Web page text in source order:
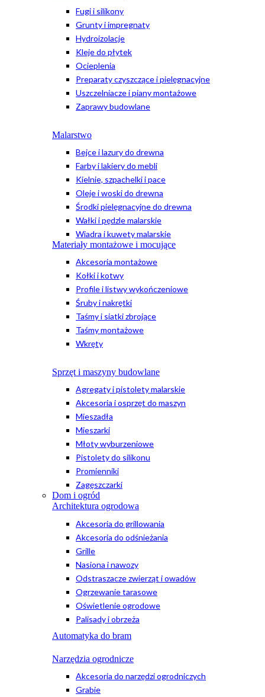
Fugi i silikony
Grunty i impregnaty
Hydroizolacje
Kleje do płytek
Ocieplenia
Preparaty czyszczące i pielęgnacyjne
Uszczelniacze i piany montażowe
Zaprawy budowlane
Malarstwo
Bejce i lazury do drewna
Farby i lakiery do mebli
Kielnie, szpachelki i pace
Oleje i woski do drewna
Środki pielęgnacyjne do drewna
Wałki i pędzle malarskie
Wiadra i kuwety malarskie
Materiały montażowe i mocujące
Akcesoria montażowe
Kołki i kotwy
Profile i listwy wykończeniowe
Śruby i nakrętki
Taśmy i siatki zbrojące
Taśmy montażowe
Wkręty
Sprzęt i maszyny budowlane
Agregaty i pistolety malarskie
Akcesoria i osprzęt do maszyn
Mieszadła
Mieszarki
Młoty wyburzeniowe
Pistolety do silikonu
Promienniki
Zagęszczarki
Dom i ogród
Architektura ogrodowa
Akcesoria do grillowania
Akcesoria do odśnieżania
Grille
Nasiona i nawozy
Odstraszacze zwierząt i owadów
Ogrzewanie tarasowe
Oświetlenie ogrodowe
Palisady i obrzeża
Automatyka do bram
Narzędzia ogrodnicze
Akcesoria do narzędzi ogrodniczych
Grabie